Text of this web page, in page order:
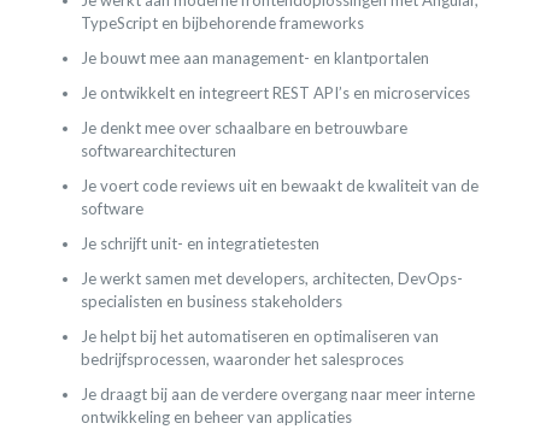
TypeScript en bijbehorende frameworks
Je bouwt mee aan management- en klantportalen
Je ontwikkelt en integreert REST API’s en microservices
Je denkt mee over schaalbare en betrouwbare
softwarearchitecturen
Je voert code reviews uit en bewaakt de kwaliteit van de
software
Je schrijft unit- en integratietesten
Je werkt samen met developers, architecten, DevOps-
specialisten en business stakeholders
Je helpt bij het automatiseren en optimaliseren van
bedrijfsprocessen, waaronder het salesproces
Je draagt bij aan de verdere overgang naar meer interne
ontwikkeling en beheer van applicaties